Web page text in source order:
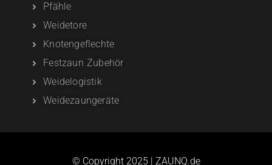
Pfähle
Weidetore
Knotengeflechte
Festzaun Zubehör
Weidelogistik
Weidezaungeräte
© Copyright 2025 | ZAUNQ.de